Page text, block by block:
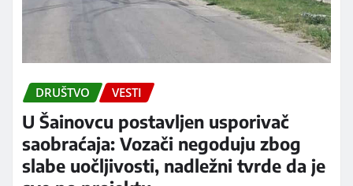
DRUŠTVO VESTI
U Šainovcu postavljen usporivač
saobraćaja: Vozači negoduju zbog
slabe uočljivosti, nadležni tvrde da je